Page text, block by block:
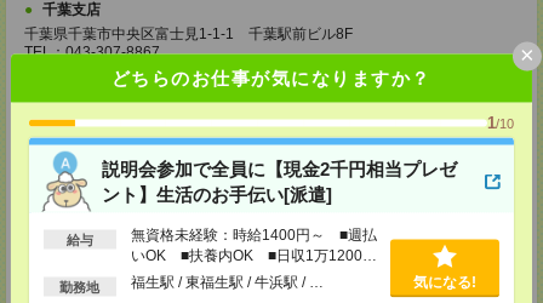
どちらのお仕事が気になりますか？
1/10
説明会参加で全員に【現金2千円相当プレゼ
ント】生活のお手伝い[派遣]
給与
無資格未経験：時給1400円～ ■週払
いOK ■扶養内OK ■日収1万1200円
以上
勤務地 福生駅 / 東福生駅 / 牛浜駅 / … 気になる!
×
千葉支店
千葉県千葉市中央区富士見1-1-1 千葉駅前ビル8F
TEL：043-307-8867
担当：採用担当
西船橋支店
千葉県船橋市印内町594-1 西船橋NSTビル2F
TEL：047-410-0204
担当：採用担当
松戸支店
千葉県松戸市本町18-4 NBF松戸ビル5F
TEL：047-700-5726